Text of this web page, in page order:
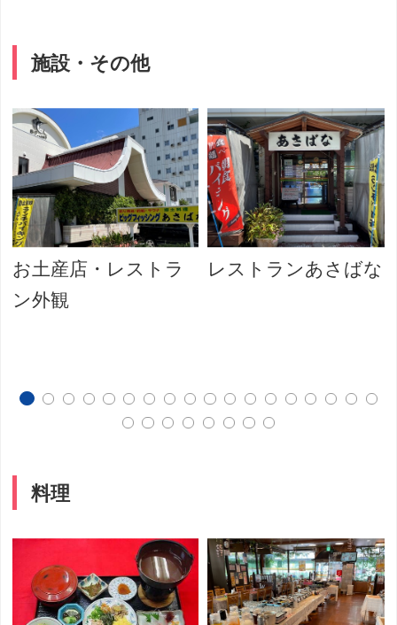
施設・その他
お土産店・レストラ
ン外観
レストランあさばな
料理